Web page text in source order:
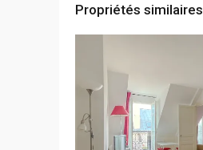
Propriétés similaires